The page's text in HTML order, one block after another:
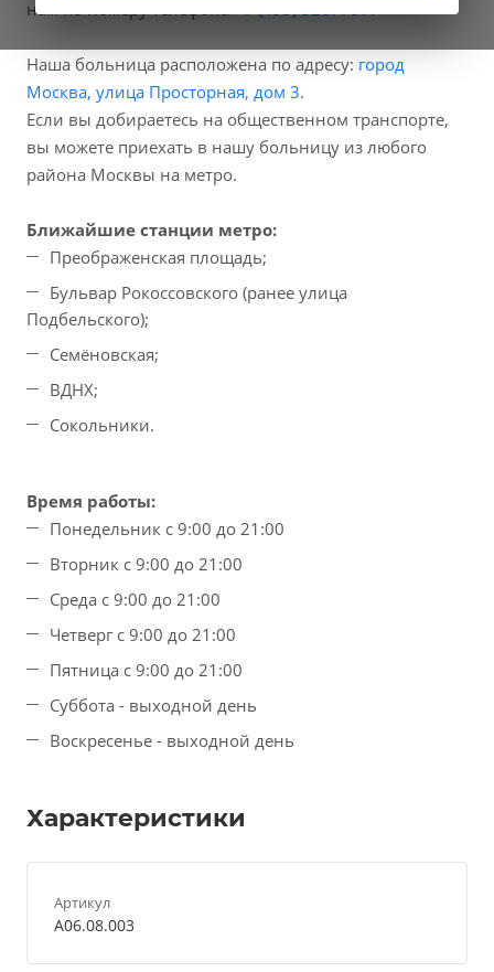
нам по номеру телефона+7 (495) 3207797.
Наша больница расположена по адресу: город
Москва, улица Просторная, дом 3.
Если вы добираетесь на общественном транспорте,
вы можете приехать в нашу больницу из любого
района Москвы на метро.
Ближайшие станции метро:
Преображенская площадь;
Бульвар Рокоссовского (ранее улица
Подбельского);
Семёновская;
ВДНХ;
Сокольники.
Время работы:
Понедельник с 9:00 до 21:00
Вторник с 9:00 до 21:00
Среда с 9:00 до 21:00
Четверг с 9:00 до 21:00
Пятница с 9:00 до 21:00
Суббота - выходной день
Воскресенье - выходной день
Характеристики
Артикул
A06.08.003